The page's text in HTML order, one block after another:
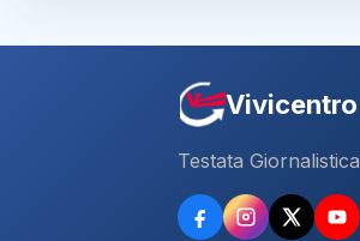
Vivicentro
Testata Giornalistica